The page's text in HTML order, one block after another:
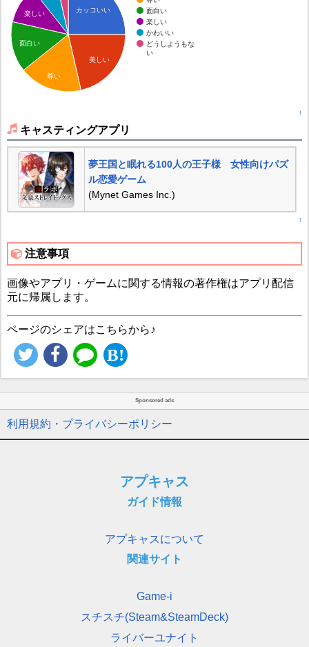
面白い
楽しい
かわいい
どうしようもな
い
カッコいい
美しい
楽しい
面白い
尊い
↑
キャスティングアプリ
夢王国と眠れる100人の王子様 女性向けパズ
ル恋愛ゲーム
(Mynet Games Inc.)
↑
注意事項
画像やアプリ・ゲームに関する情報の著作権はアプリ配信
元に帰属します。
ページのシェアはこちらから♪
Sponsored ads
利用規約・プライバシーポリシー
アプキャス
ガイド情報
アプキャスについて
関連サイト
Game-i
スチスチ(Steam&SteamDeck)
ライバーユナイト